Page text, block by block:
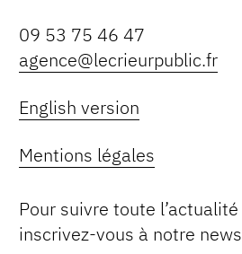
09 53 75 46 47
agence@lecrieurpublic.fr
English version
Mentions légales
Pour suivre toute l’actualité
inscrivez-vous à notre